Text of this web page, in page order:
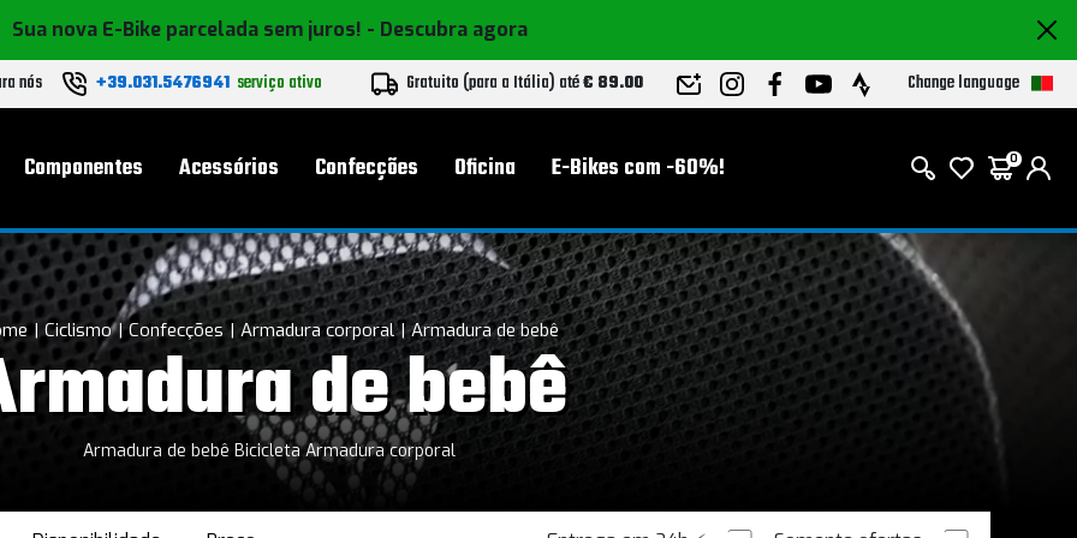
Sua nova E-Bike parcelada sem juros! - Descubra agora
nós +39.031.5476941 serviço ativo Gratuito (para a Itália) até€ 89.00 Change language
Componentes Acessórios Confecções Oficina E-Bikes com -60%! 0
Ciclismo Confecções Armadura corporal Armadura de bebê
de bebê
Armadura de bebê Bicicleta Armadura corporal